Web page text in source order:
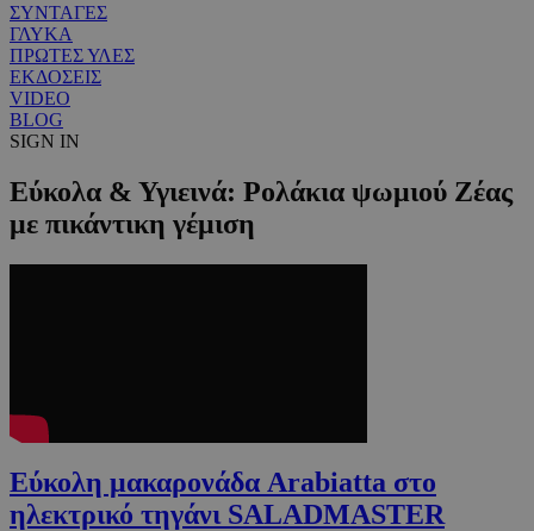
ΣΥΝΤΑΓΕΣ
ΓΛΥΚΑ
ΠΡΩΤΕΣ ΥΛΕΣ
ΕΚΔΟΣΕΙΣ
VIDEO
BLOG
SIGN IN
Εύκολα & Υγιεινά: Ρολάκια ψωμιού Ζέας
με πικάντικη γέμιση
Εύκολη μακαρονάδα Arabiatta στο
ηλεκτρικό τηγάνι SALADMASTER